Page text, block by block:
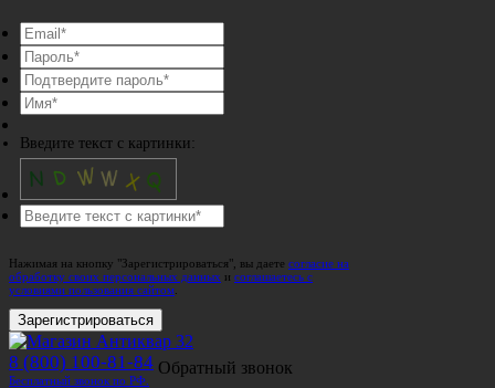
Введите текст с картинки:
Нажимая на кнопку "Зарегистрироваться", вы даете согласие на
обработку своих персональных данных и соглашаетесь с
условиями пользования сайтом
Зарегистрироваться
8 (800) 100-81-84
Бесплатный звонок по РФ.
Обратный звонок